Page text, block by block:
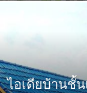
ไอเดียบ้านชั้